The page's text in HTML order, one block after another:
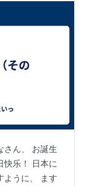
さん、 お誕生
快乐！ 日本に
ように、 ます